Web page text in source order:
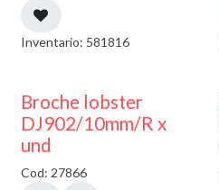
Inventario: 581816
Broche lobster
DJ902/10mm/R x
und
Cod: 27866